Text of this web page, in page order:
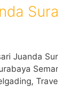
Juanda